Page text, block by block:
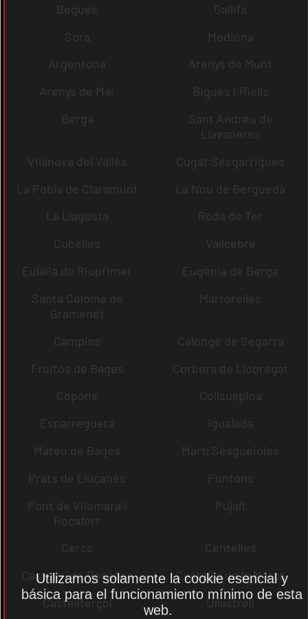
Begues
Gallifa
Sora
Mediona
Argentona
Arenys de Munt
Arenys de Mar
Bigues i Riells
Berga
Sant Andreu de
Llavaneres
Vilanova del Vallès
Cugat Sesgarrigues
La Pobla de Claramunt
La Nou de Berguedà
La Llagosta
Roda de Ter
Cubelles
Vallcebre
Eulàlia de Riuprimer
Eugènia de Berga
Santa Coloma de
Gramenet
Martorelles
Campins
Calonge de Segarra
Fruitós de Bages
Corbera de Llobregat
Copons
Collsuspina
Esparreguera
Igualada
Mateu de Bages
Martí Sesgueioles
Prats de Lluçanès
Pontons
Pont de Vilomara i
Rocafort
Pujalt
Cercs
Centelles
Castellví de Rosanes
Castellví de la Marca
Castellterçol
Ullastrell
Utilizamos solamente la cookie esencial y
básica para el funcionamiento mínimo de esta
web.